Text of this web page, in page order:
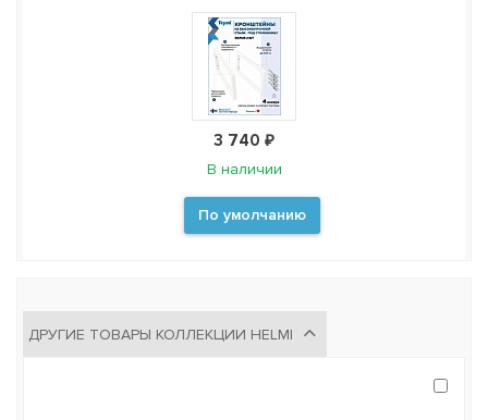
3 740 ₽
В наличии
По умолчанию
ДРУГИЕ ТОВАРЫ КОЛЛЕКЦИИ HELMI